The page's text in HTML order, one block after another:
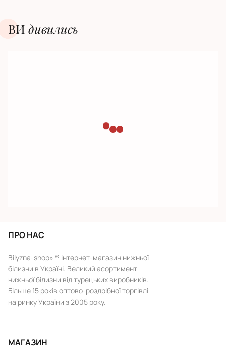
ВИ дивилиcь
ПРО НАС
Bilyzna-shop» ® інтернет-магазин нижньої
білизни в Україні. Великий асортимент
нижньої білизни від турецьких виробників.
Більше 15 років оптово-роздрібної торгівлі
на ринку України з 2005 року.
МАГАЗИН